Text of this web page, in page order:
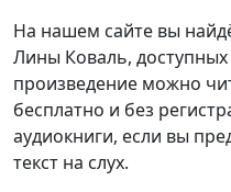
На нашем сайте вы
Лины Коваль,
произведение можно
бесплатно и без
аудиокниги, если вы
текст на слух.